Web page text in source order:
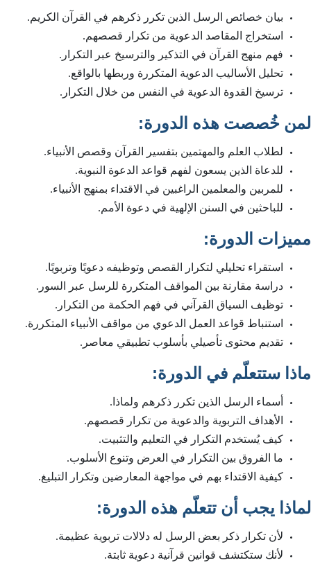
بيان خصائص الرسل الذين تكرر ذكرهم في القرآن الكريم.
استخراج المقاصد الدعوية من تكرار قصصهم.
فهم منهج القرآن في التذكير والترسيخ عبر التكرار.
تحليل الأساليب الدعوية المتكررة وربطها بالواقع.
ترسيخ القدوة الدعوية في النفس من خلال التكرار.
لمن خُصصت هذه الدورة:
لطلاب العلم والمهتمين بتفسير القرآن وقصص الأنبياء.
للدعاة الذين يسعون لفهم قواعد الدعوة النبوية.
للمربين والمعلمين الراغبين في الاقتداء بمنهج الأنبياء.
للباحثين في السنن الإلهية في دعوة الأمم.
مميزات الدورة:
استقراء تحليلي لتكرار القصص وتوظيفه دعويًا وتربويًا.
دراسة مقارنة بين المواقف المتكررة للرسل عبر السور.
توظيف السياق القرآني في فهم الحكمة من التكرار.
استنباط قواعد العمل الدعوي من مواقف الأنبياء المتكررة.
تقديم محتوى تأصيلي بأسلوب تطبيقي معاصر.
ماذا ستتعلّم في الدورة:
أسماء الرسل الذين تكرر ذكرهم ولماذا.
الأهداف التربوية والدعوية من تكرار قصصهم.
كيف يُستخدم التكرار في التعليم والتثبيت.
ما الفروق بين التكرار في العرض وتنوع الأسلوب.
كيفية الاقتداء بهم في مواجهة المعارضين وتكرار التبليغ.
لماذا يجب أن تتعلّم هذه الدورة:
لأن تكرار ذكر بعض الرسل له دلالات تربوية عظيمة.
لأنك ستكتشف قوانين قرآنية دعوية ثابتة.